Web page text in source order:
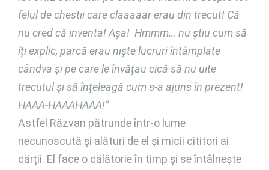
felul de chestii care claaaaar erau din trecut! Că
nu cred că inventa! Așa! Hmmm… nu știu cum să
îți explic, parcă erau niște lucruri întâmplate
cândva și pe care le învățau cică să nu uite
trecutul și să înțeleagă cum s-a ajuns în prezent!
HAAA-HAAAHAAA!”
Astfel Răzvan pătrunde într-o lume
necunoscută și alături de el și micii cititori ai
cărții. El face o călătorie în timp și se întâlnește